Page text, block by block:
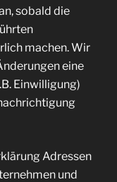
sobald die
machen. Wir
eine
Einwilligung)
Adressen
und